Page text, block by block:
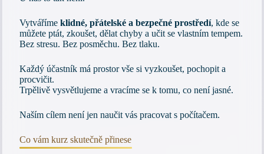
Vytvářímeklidné, přátelské a bezpečné prostředí, kde se
můžete ptát, zkoušet, dělat chyby a učit se vlastním tempem.
Bez stresu. Bez posměchu. Bez tlaku.
Každý účastník má prostor vše si vyzkoušet, pochopit a
procvičit.
Trpělivě vysvětlujeme a vracíme se k tomu, co není jasné.
Naším cílem není jen naučit vás pracovat s počítačem.
Co vám kurz skutečně přinese